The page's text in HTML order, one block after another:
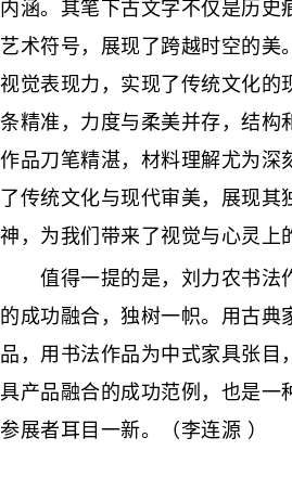
内涵。其笔下古文字不仅是历史
艺术符号，展现了跨越时空的美
视觉表现力，实现了传统文化的
条精准，力度与柔美并存，结构
作品刀笔精湛，材料理解尤为深
了传统文化与现代审美，展现
神，为我们带来了视觉与心灵上
值得一提的是，刘力农书法
的成功融合，独树一帜。用古典
品，用书法作品为中式家具张目
具产品融合的成功范例，也是一
参展者耳目一新。（李连源 ）